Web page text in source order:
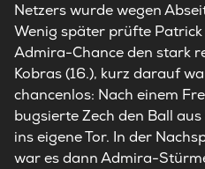
Netzers wurde wegen
Wenig später prüfte
Admira-Chance den stark
Kobras (16.), kurz darauf
chancenlos: Nach einem
bugsierte Zech den Ball
ins eigene Tor. In der
war es dann Admira-